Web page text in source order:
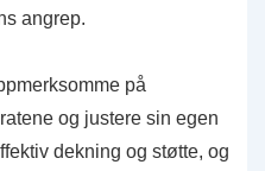
angrep.
på
og justere sin egen
dekning og støtte, og